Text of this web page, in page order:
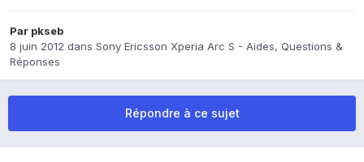
Par pkseb
8 juin 2012 dans Sony Ericsson Xperia Arc S - Aides, Questions &
Réponses
Répondre à ce sujet